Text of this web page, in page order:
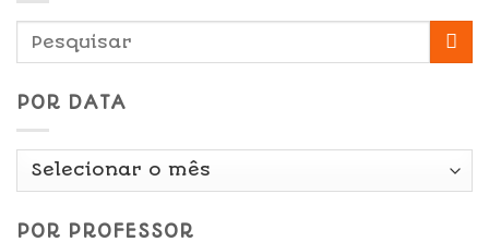
POR DATA
Por
POR PROFESSOR